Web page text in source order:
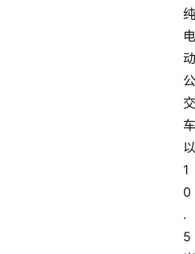
纯
电
动
公
交
车
以
1
0
.
5